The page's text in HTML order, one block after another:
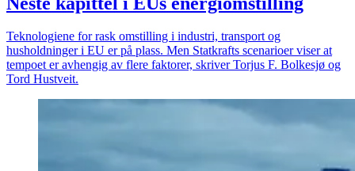
Teknologiene for rask omstilling i industri, transport og
husholdninger i EU er på plass. Men Statkrafts scenarioer viser at
tempoet er avhengig av flere faktorer, skriver Torjus F. Bolkesjø og
Tord Hustveit.